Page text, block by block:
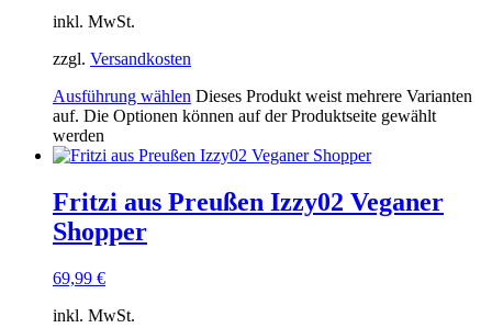
inkl. MwSt.
zzgl. Versandkosten
Ausführung wählen Dieses Produkt weist mehrere Varianten
auf. Die Optionen können auf der Produktseite gewählt
werden
Fritzi aus Preußen Izzy02 Veganer
Shopper
69,99 €
inkl. MwSt.